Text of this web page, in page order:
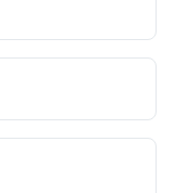
vitamins-